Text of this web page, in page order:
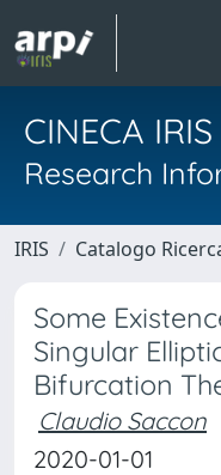
CINECA IRIS
Research
IRIS Catalogo
Some
Singular
Bifurcation
Claudio Saccon
2020-01-01